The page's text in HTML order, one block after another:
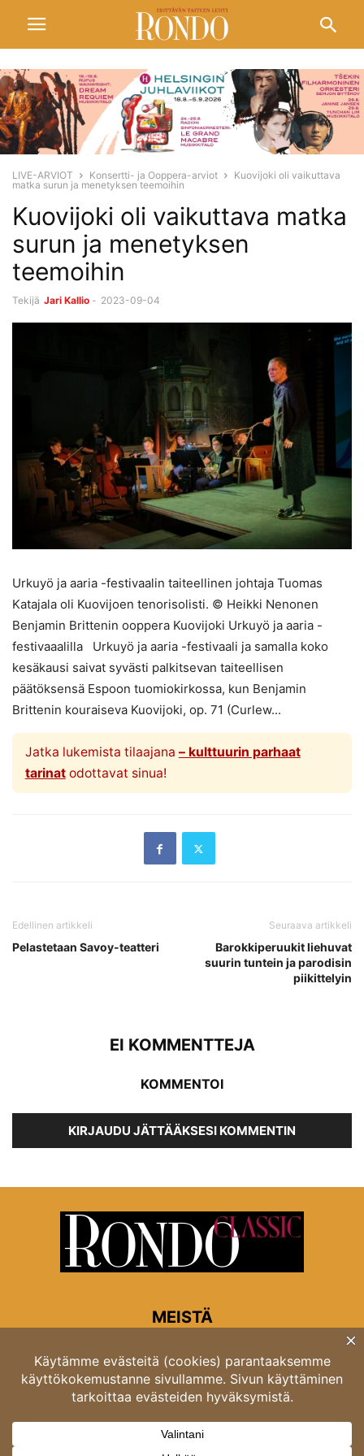
LIVE-ARVIOT Konsertti- ja Ooppera-arviot
Kuovijoki oli vaikuttava
matka surun ja menetyksen teemoihin
Kuovijoki oli vaikuttava matka
surun ja menetyksen
teemoihin
Tekijä Jari Kallio - 2023-09-04
Urkuyö ja aaria -festivaalin taiteellinen johtaja Tuomas
Katajala oli Kuovijoen tenorisolisti. © Heikki Nenonen
Benjamin Brittenin ooppera Kuovijoki Urkuyö ja aaria -
festivaaalilla Urkuyö ja aaria -festivaali ja samalla koko
kesäkausi saivat syvästi palkitsevan taiteellisen
päätöksensä Espoon tuomiokirkossa, kun Benjamin
Brittenin kouraiseva Kuovijoki, op. 71 (Curlew...
Jatka lukemista tilaajana – kulttuurin parhaat
tarinatodottavat sinua!
Edellinen artikkeli
Pelastetaan Savoy-teatteri
Seuraava artikkeli
Barokkiperuukit liehuvat
suurin tuntein ja parodisin
piikittelyin
EI KOMMENTTEJA
KOMMENTOI
KIRJAUDU JÄTTÄÄKSESI KOMMENTIN
MEISTÄ
Rondon toimitus
Opastinsilta 6A 00520 Helsinki
Asiakaspalvelu: puh. 03 4246 5318
asiakaspalvelu@rondo.fi
Ota meihin yhteyttä:toimitus@rondo.fi